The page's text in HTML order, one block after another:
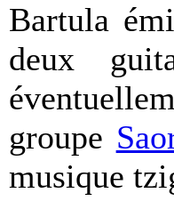
Bartula
deux
groupe
musique